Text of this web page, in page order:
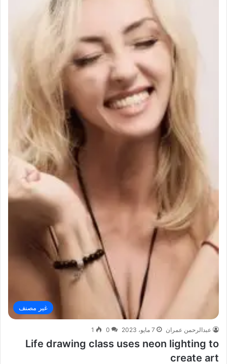
غير مصنف
عبدالرحمن عمران 7 مايو، 2023 0
1
Life drawing class uses neon lighting to
create art